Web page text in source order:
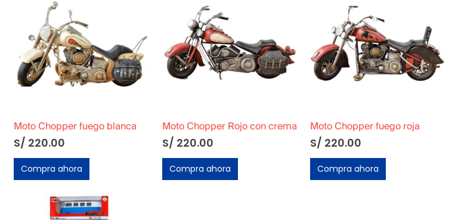
Moto Chopper fuego blanca
S/ 220.00
Compra ahora
Moto Chopper Rojo con crema
S/ 220.00
Compra ahora
Moto Chopper fuego roja
S/ 220.00
Compra ahora